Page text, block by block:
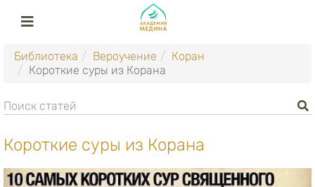
Библиотека Вероучение
Коран
Короткие суры из Корана
Короткие суры из Корана